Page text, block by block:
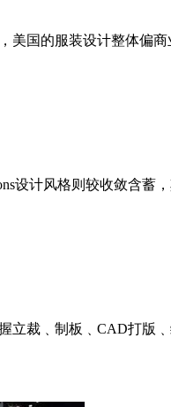
国的服装设计整体偏
计风格则较收敛含蓄
裁﹑制板﹑CAD打版